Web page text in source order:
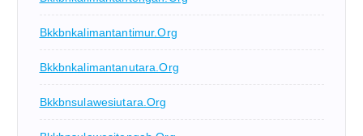
Bkkbnkalimantantimur.org
Bkkbnkalimantanutara.org
Bkkbnsulawesiutara.org